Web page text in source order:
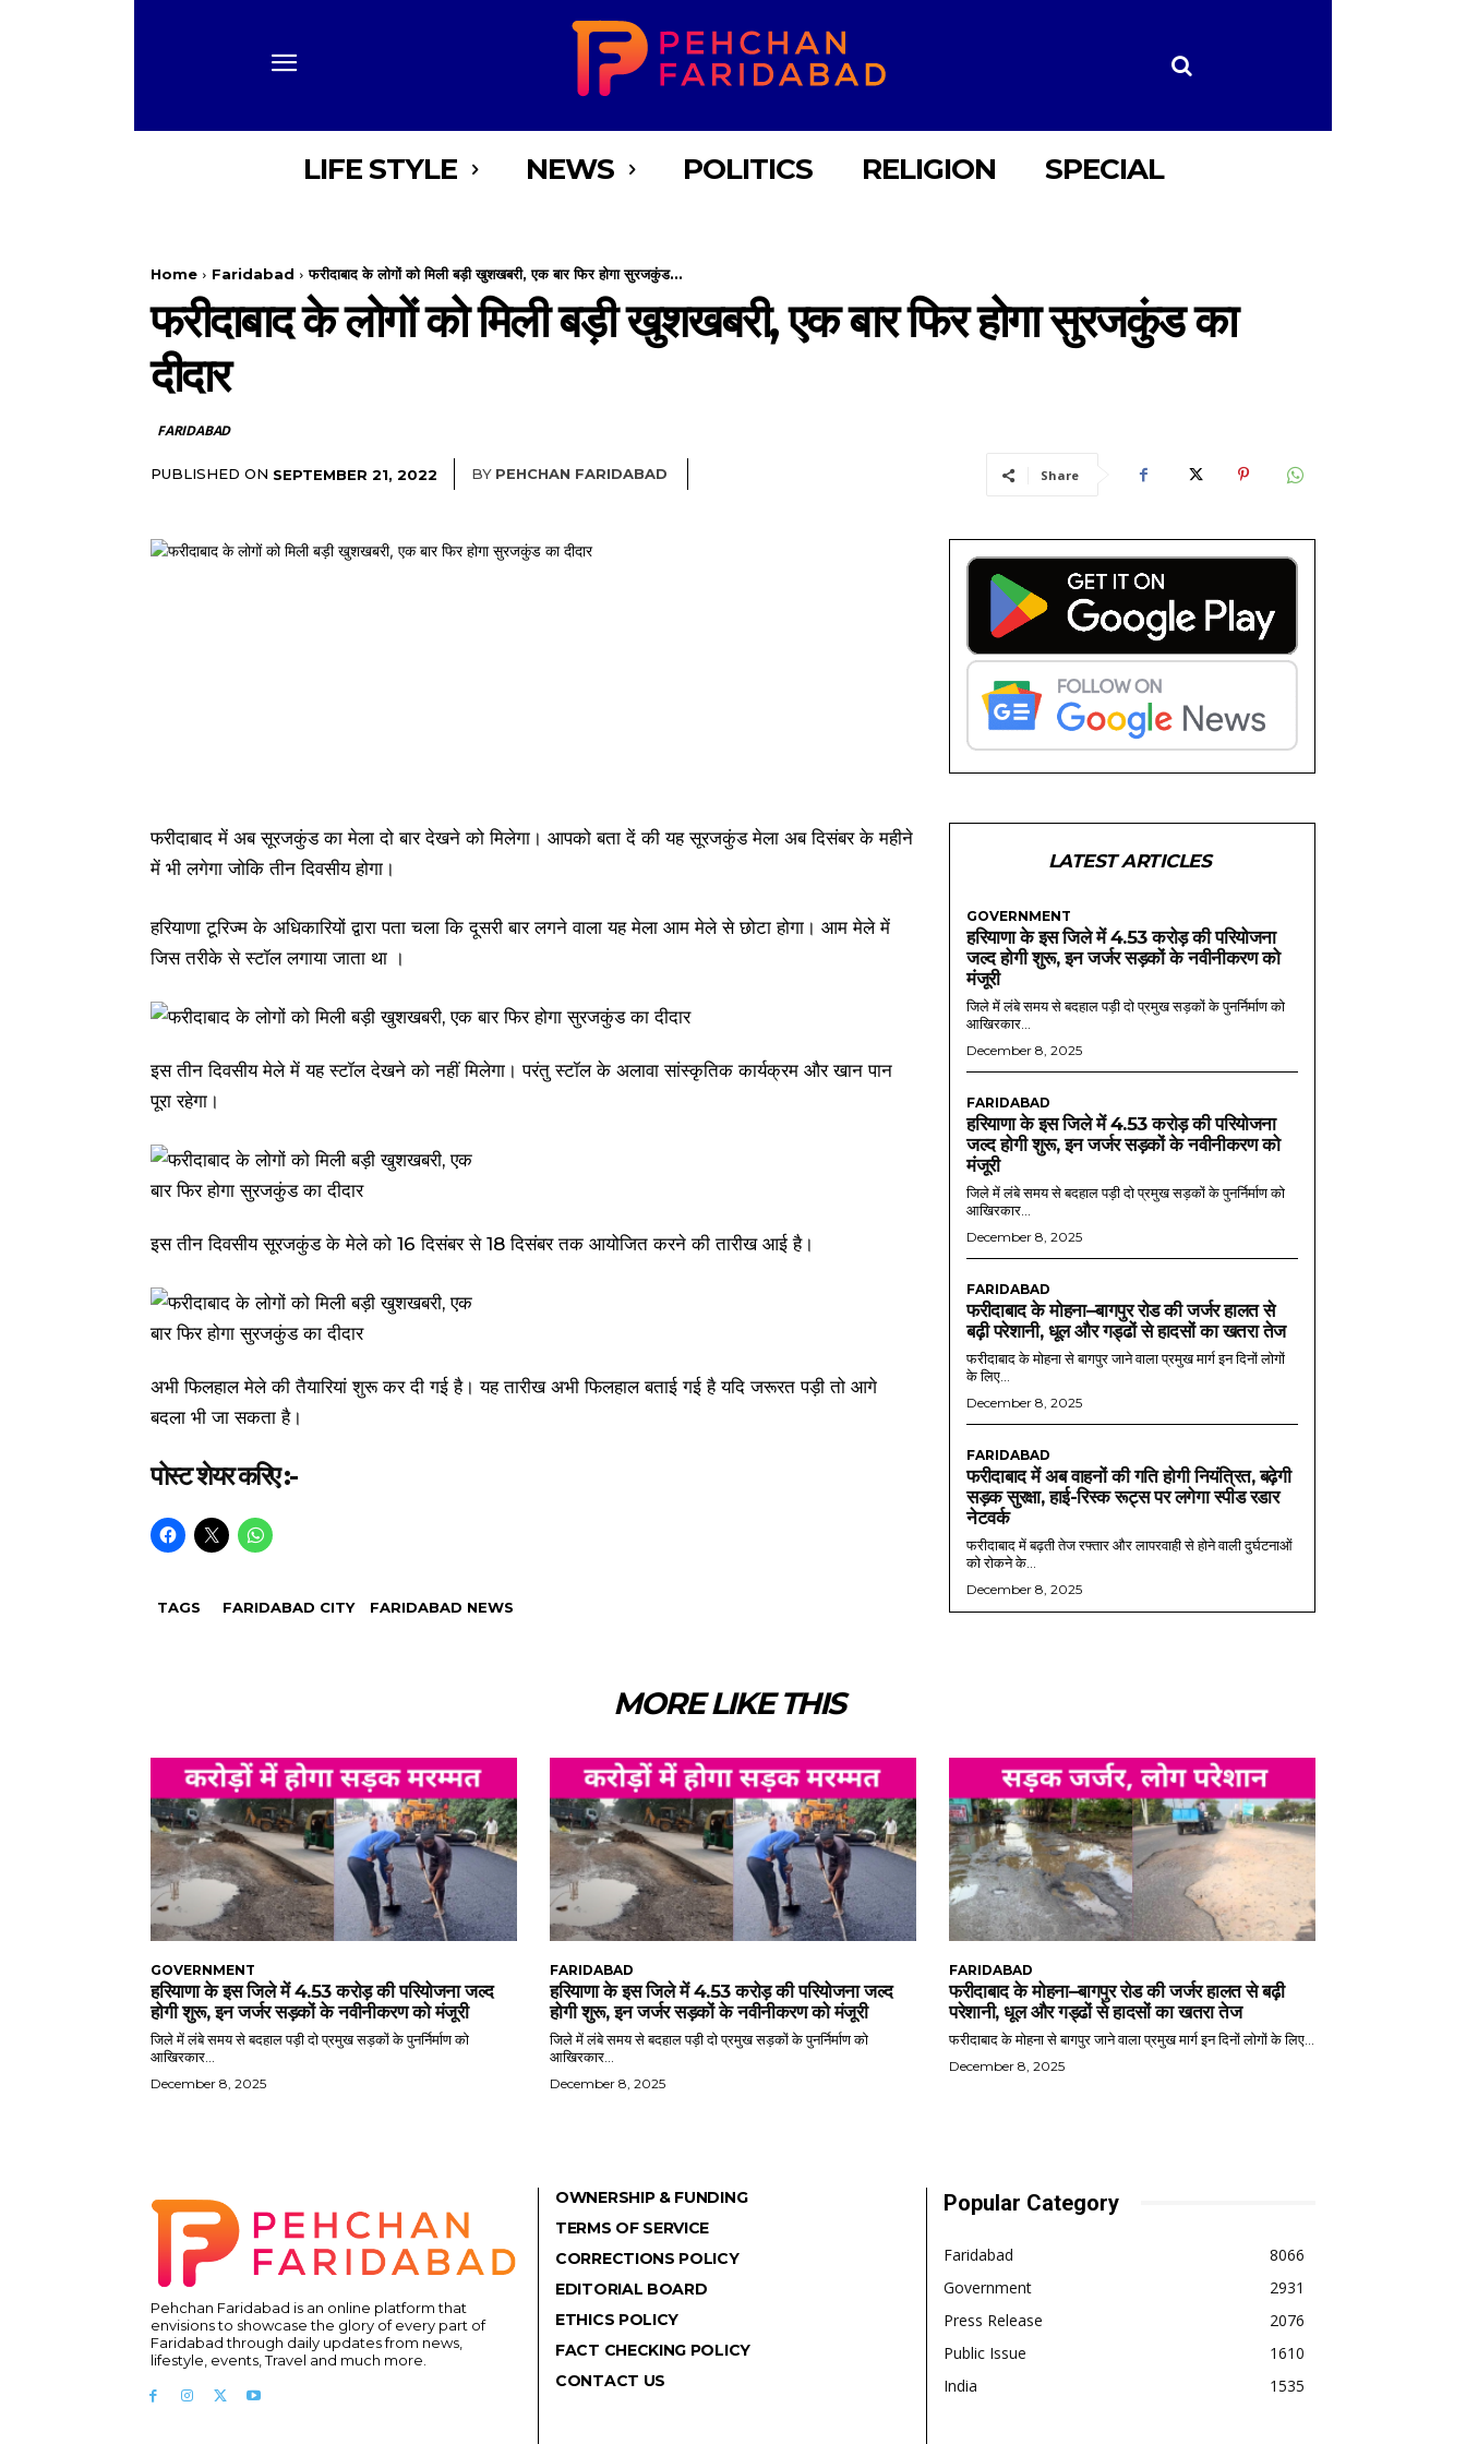
LIFE STYLE NEWS POLITICS RELIGION SPECIAL
Home Faridabad फरीदाबाद के लोगों को मिली बड़ी खुशखबरी, एक बार फिर होगा सुरजकुंड...
फरीदाबाद के लोगों को मिली बड़ी खुशखबरी, एक बार फिर होगा सुरजकुंड का
दीदार
FARIDABAD
PUBLISHED ON SEPTEMBER 21, 2022 BY PEHCHAN FARIDABAD Share
फरीदाबाद में अब सूरजकुंड का मेला दो बार देखने को मिलेगा। आपको बता दें की यह सूरजकुंड मेला अब दिसंबर के महीने
में भी लगेगा जोकि तीन दिवसीय होगा।
हरियाणा टूरिज्म के अधिकारियों द्वारा पता चला कि दूसरी बार लगने वाला यह मेला आम मेले से छोटा होगा। आम मेले में
जिस तरीके से स्टॉल लगाया जाता था ।
इस तीन दिवसीय मेले में यह स्टॉल देखने को नहीं मिलेगा। परंतु स्टॉल के अलावा सांस्कृतिक कार्यक्रम और खान पान
पूरा रहेगा।
इस तीन दिवसीय सूरजकुंड के मेले को 16 दिसंबर से 18 दिसंबर तक आयोजित करने की तारीख आई है।
अभी फिलहाल मेले की तैयारियां शुरू कर दी गई है। यह तारीख अभी फिलहाल बताई गई है यदि जरूरत पड़ी तो आगे
बदला भी जा सकता है।
पोस्ट शेयर करिए :-
TAGS FARIDABAD CITY FARIDABAD NEWS
LATEST ARTICLES
GOVERNMENT
हरियाणा के इस जिले में 4.53 करोड़ की परियोजना
जल्द होगी शुरू, इन जर्जर सड़कों के नवीनीकरण को
मंजूरी
जिले में लंबे समय से बदहाल पड़ी दो प्रमुख सड़कों के पुनर्निर्माण को
आखिरकार...
December 8, 2025
FARIDABAD
हरियाणा के इस जिले में 4.53 करोड़ की परियोजना
जल्द होगी शुरू, इन जर्जर सड़कों के नवीनीकरण को
मंजूरी
जिले में लंबे समय से बदहाल पड़ी दो प्रमुख सड़कों के पुनर्निर्माण को
आखिरकार...
December 8, 2025
FARIDABAD
फरीदाबाद के मोहना–बागपुर रोड की जर्जर हालत से
बढ़ी परेशानी, धूल और गड्ढों से हादसों का खतरा तेज
फरीदाबाद के मोहना से बागपुर जाने वाला प्रमुख मार्ग इन दिनों लोगों
के लिए...
December 8, 2025
FARIDABAD
फरीदाबाद में अब वाहनों की गति होगी नियंत्रित, बढ़ेगी
सड़क सुरक्षा, हाई-रिस्क रूट्स पर लगेगा स्पीड रडार
नेटवर्क
फरीदाबाद में बढ़ती तेज रफ्तार और लापरवाही से होने वाली दुर्घटनाओं
को रोकने के...
December 8, 2025
MORE LIKE THIS
GOVERNMENT
हरियाणा के इस जिले में 4.53 करोड़ की परियोजना जल्द
होगी शुरू, इन जर्जर सड़कों के नवीनीकरण को मंजूरी
जिले में लंबे समय से बदहाल पड़ी दो प्रमुख सड़कों के पुनर्निर्माण को
आखिरकार...
December 8, 2025
FARIDABAD
हरियाणा के इस जिले में 4.53 करोड़ की परियोजना जल्द
होगी शुरू, इन जर्जर सड़कों के नवीनीकरण को मंजूरी
जिले में लंबे समय से बदहाल पड़ी दो प्रमुख सड़कों के पुनर्निर्माण को
आखिरकार...
December 8, 2025
FARIDABAD
फरीदाबाद के मोहना–बागपुर रोड की जर्जर हालत से बढ़ी
परेशानी, धूल और गड्ढों से हादसों का खतरा तेज
फरीदाबाद के मोहना से बागपुर जाने वाला प्रमुख मार्ग इन दिनों लोगों के लिए...
December 8, 2025
Pehchan Faridabad is an online platform that
envisions to showcase the glory of every part of
Faridabad through daily updates from news,
lifestyle, events, Travel and much more.
OWNERSHIP & FUNDING
TERMS OF SERVICE
CORRECTIONS POLICY
EDITORIAL BOARD
ETHICS POLICY
FACT CHECKING POLICY
CONTACT US
Popular Category
Faridabad
8066
Government
2931
Press Release
2076
Public Issue
1610
India
1535